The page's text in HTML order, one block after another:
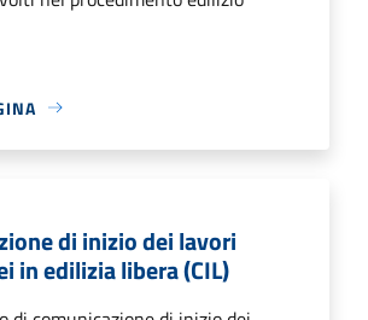
di inizio dei lavori
in edilizia libera (CIL)